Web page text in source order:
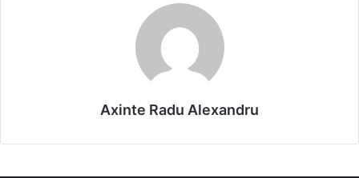
Axinte Radu Alexandru